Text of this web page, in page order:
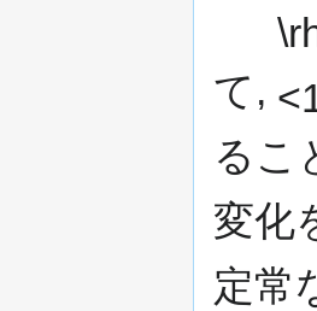
て,
るこ
変化
定常